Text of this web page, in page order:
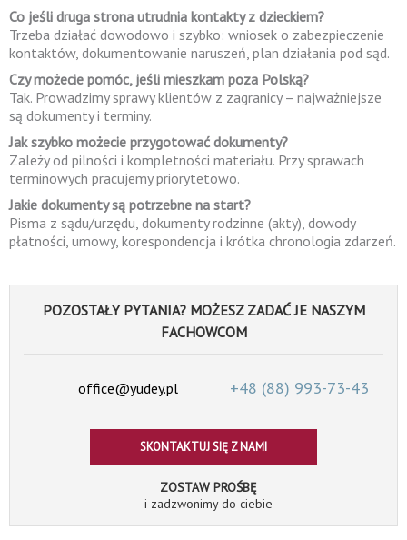
Co jeśli druga strona utrudnia kontakty z dzieckiem?
Trzeba działać dowodowo i szybko: wniosek o zabezpieczenie
kontaktów, dokumentowanie naruszeń, plan działania pod sąd.
Czy możecie pomóc, jeśli mieszkam poza Polską?
Tak. Prowadzimy sprawy klientów z zagranicy – najważniejsze
są dokumenty i terminy.
Jak szybko możecie przygotować dokumenty?
Zależy od pilności i kompletności materiału. Przy sprawach
terminowych pracujemy priorytetowo.
Jakie dokumenty są potrzebne na start?
Pisma z sądu/urzędu, dokumenty rodzinne (akty), dowody
płatności, umowy, korespondencja i krótka chronologia zdarzeń.
POZOSTAŁY PYTANIA? MOŻESZ ZADAĆ JE NASZYM
FACHOWCOM
office@yudey.pl +48 (88) 993-73-43
SKONTAKTUJ SIĘ Z NAMI
ZOSTAW PROŚBĘ
i zadzwonimy do ciebie